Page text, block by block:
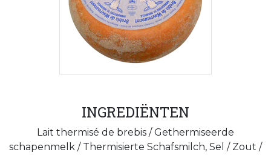
INGREDIËNTEN
Lait thermisé de brebis / Gethermiseerde
schapenmelk / Thermisierte Schafsmilch, Sel / Zout /